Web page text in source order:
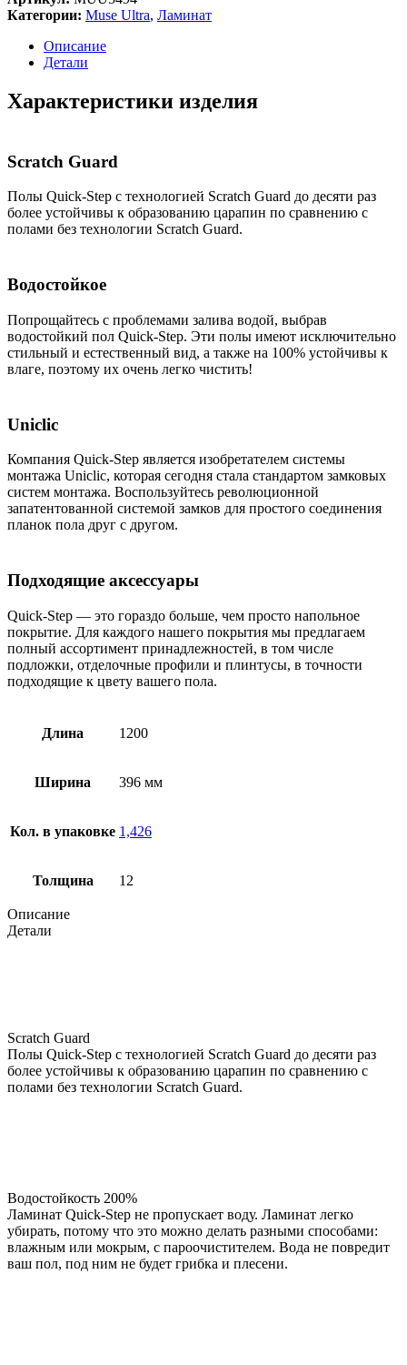
MUSE
MUU
5494
бетон
(1.426)
Категории: Muse Ultra, Ламинат
Описание
Детали
Характеристики изделия
Scratch Guard
Полы Quick-Step с технологией Scratch Guard до десяти раз
более устойчивы к образованию царапин по сравнению с
полами без технологии Scratch Guard.
Водостойкое
Попрощайтесь с проблемами залива водой, выбрав
водостойкий пол Quick-Step. Эти полы имеют исключительно
стильный и естественный вид, а также на 100% устойчивы к
влаге, поэтому их очень легко чистить!
Uniclic
Компания Quick-Step является изобретателем системы
монтажа Uniclic, которая сегодня стала стандартом замковых
систем монтажа. Воспользуйтесь революционной
запатентованной системой замков для простого соединения
планок пола друг с другом.
Подходящие аксессуары
Quick-Step — это гораздо больше, чем просто напольное
покрытие. Для каждого нашего покрытия мы предлагаем
полный ассортимент принадлежностей, в том числе
подложки, отделочные профили и плинтусы, в точности
подходящие к цвету вашего пола.
Длина 1200
Ширина 396 мм
Кол. в упаковке 1,426
Толщина 12
Описание
Детали
Scratch Guard
Полы Quick-Step с технологией Scratch Guard до десяти раз
более устойчивы к образованию царапин по сравнению с
полами без технологии Scratch Guard.
Водостойкость 200%
Ламинат Quick-Step не пропускает воду. Ламинат легко
убирать, потому что это можно делать разными способами:
влажным или мокрым, с пароочистителем. Вода не повредит
ваш пол, под ним не будет грибка и плесени.